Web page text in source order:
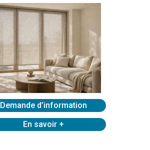
Demande d’information
En savoir +